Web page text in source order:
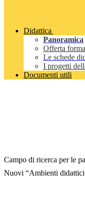
Didattica
Panoramica
Offerta
Le schede
I progetti
Documenti utili
Campo di ricerca per le
Nuovi “Ambienti